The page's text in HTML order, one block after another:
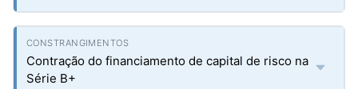
Contração do financiamento de capital de risco na
Série B+